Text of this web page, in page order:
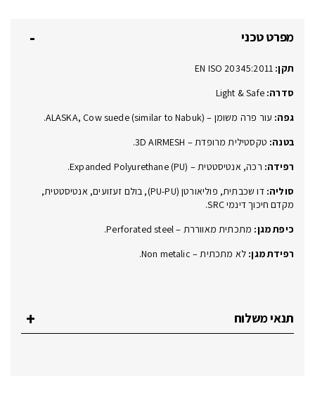
Light
מפרט טכני
תקן: EN ISO 20345:2011
סדרה: Light & Safe
גפה: עור פרה משומן – (ALASKA, Cow suede (similar to Nabuk.
בטנה: טקסטילית מרופדת – 3D AIRMESH.
רפידה: רכה, אנטיסטטית – (Expanded Polyurethane (PU.
סוליה:
דו שכבתית, פוליאורטן (PU-PU), בולם זעזועים, אנטיסטטית,
מקדם חיכוך דינמי SRC.
כיפת מגן: מתכתית מאווררת – Perforated steel.
רפידת מגן: לא מתכתית – Non metalic.
תנאי משלוח